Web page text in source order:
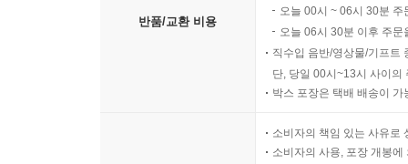
반품/교환 비용
오늘 00시 ~ 06시 30분
오늘 06시 30분 이후 주
직수입 음반/영상물/기프트
단, 당일 00시~13시 사이의
박스 포장은 택배 배송이
소비자의 책임 있는 사유로
소비자의 사용, 포장 개봉